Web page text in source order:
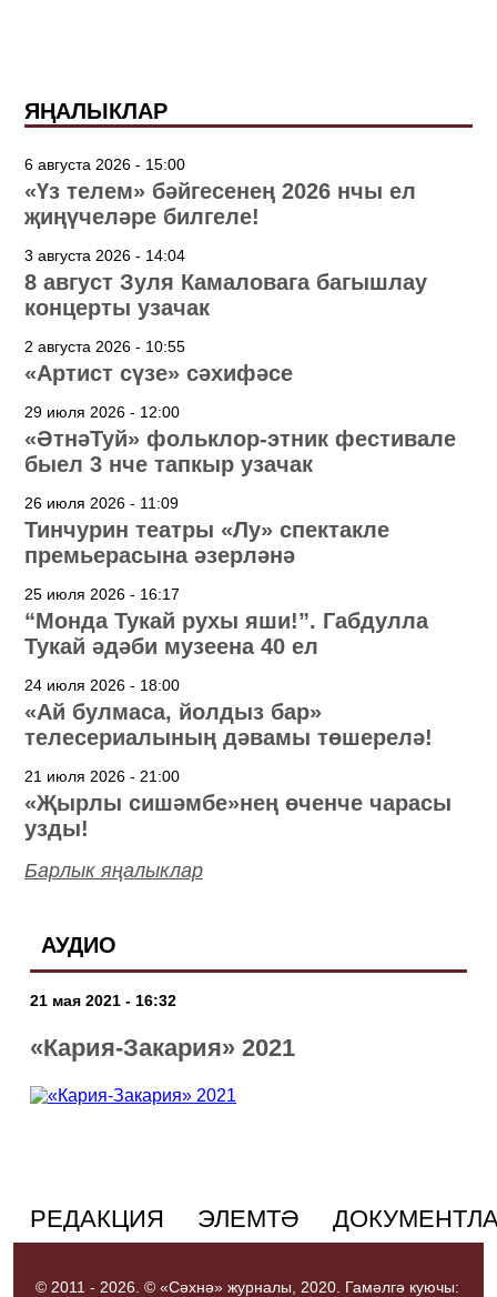
ЯҢАЛЫКЛАР
6 августа 2026 - 15:00
«Үз телем» бәйгесенең 2026 нчы ел
җиңүчеләре билгеле!
3 августа 2026 - 14:04
8 август Зуля Камаловага багышлау
концерты узачак
2 августа 2026 - 10:55
«Артист сүзе» сәхифәсе
29 июля 2026 - 12:00
«ӘтнәТуй» фольклор-этник фестивале
быел 3 нче тапкыр узачак
26 июля 2026 - 11:09
Тинчурин театры «Лу» спектакле
премьерасына әзерләнә
25 июля 2026 - 16:17
“Монда Тукай рухы яши!”. Габдулла
Тукай әдәби музеена 40 ел
24 июля 2026 - 18:00
«Ай булмаса, йолдыз бар»
телесериалының дәвамы төшерелә!
21 июля 2026 - 21:00
«Җырлы сишәмбе»нең өченче чарасы
узды!
Барлык яңалыклар
АУДИО
21 мая 2021 - 16:32
«Кария-Закария» 2021
РЕДАКЦИЯ ЭЛЕМТӘ
© 2011 - 2026. © «Сәхнә» журналы, 2020. Гамәлгә куючы: